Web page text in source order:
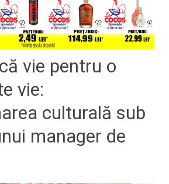
vie pentru o
vie:
culturală sub
manager de